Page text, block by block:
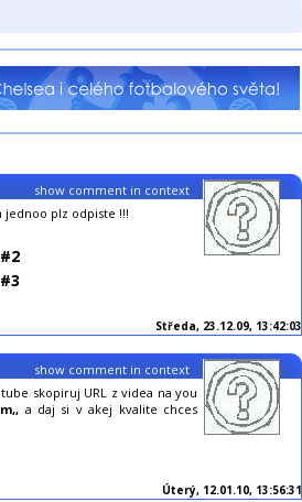
show comment in context
jednoo plz odpiste !!!
Středa, 23.12.09, 13:42:03
show comment in context
skopiruj URL z videa na you
a daj si v akej kvalite chces
Úterý, 12.01.10, 13:56:31